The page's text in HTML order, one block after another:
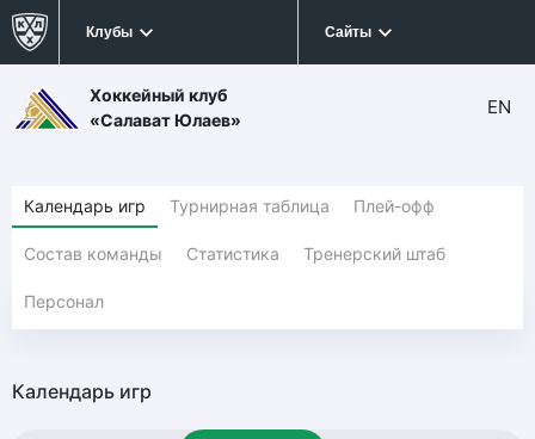
Клубы Сайты
Хоккейный клуб
«Салават Юлаев»
EN
Календарь игр Турнирная таблица Плей-офф
Состав команды Статистика Тренерский штаб
Персонал
Календарь игр